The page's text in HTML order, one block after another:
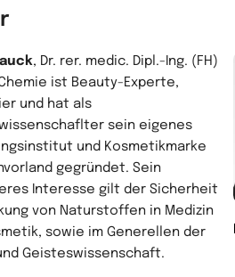
, Dr. rer. medic. Dipl.-Ing. (FH)
ist Beauty-Experte,
und hat als
sein eigenes
und Kosmetikmarke
gegründet. Sein
Interesse gilt der Sicherheit
von Naturstoffen in Medizin
sowie im Generellen der
Geisteswissenschaft.